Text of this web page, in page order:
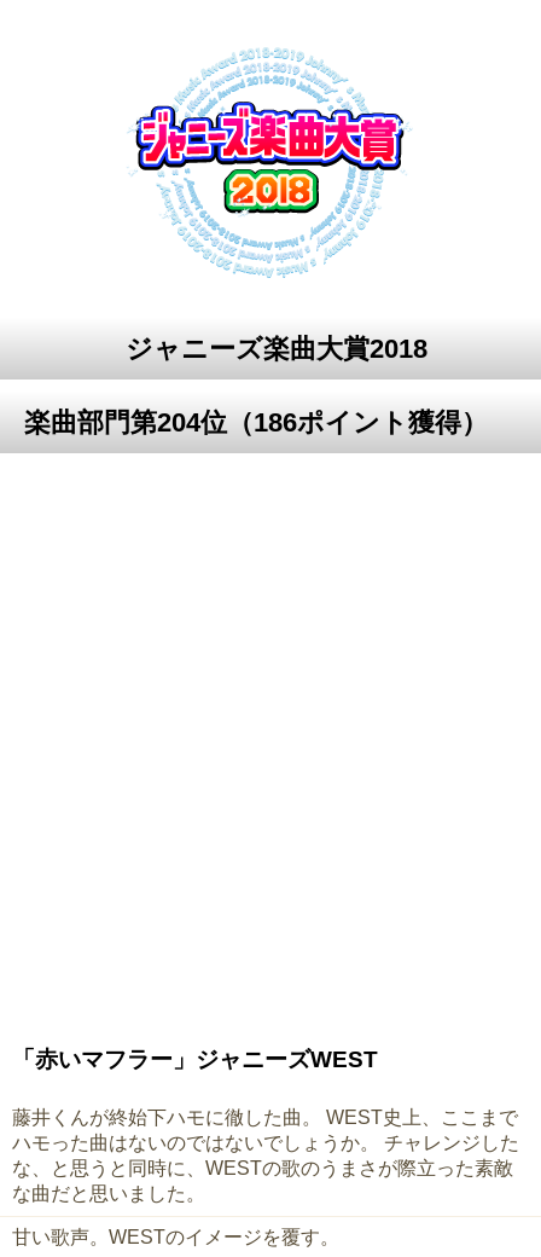
ジャニーズ楽曲大賞2018
楽曲部門第204位（186ポイント獲得）
「赤いマフラー」ジャニーズWEST
藤井くんが終始下ハモに徹した曲。 WEST史上、ここまで
ハモった曲はないのではないでしょうか。 チャレンジした
な、と思うと同時に、WESTの歌のうまさが際立った素敵
な曲だと思いました。
甘い歌声。WESTのイメージを覆す。